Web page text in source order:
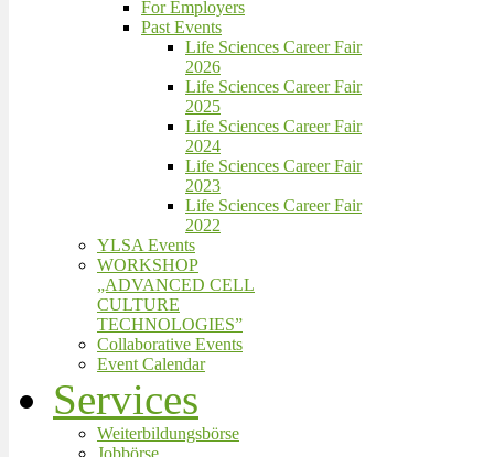
For Employers
Past Events
Life Sciences Career Fair
2026
Life Sciences Career Fair
2025
Life Sciences Career Fair
2024
Life Sciences Career Fair
2023
Life Sciences Career Fair
2022
YLSA Events
WORKSHOP
„ADVANCED CELL
CULTURE
TECHNOLOGIES”
Collaborative Events
Event Calendar
Services
Weiterbildungsbörse
Jobbörse